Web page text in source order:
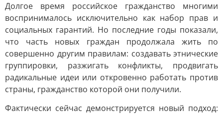
Долгое время российское гражданство многими
воспринималось исключительно как набор прав и
социальных гарантий. Но последние годы показали,
что часть новых граждан продолжала жить по
совершенно другим правилам: создавать этнические
группировки, разжигать конфликты, продвигать
радикальные идеи или откровенно работать против
страны, гражданство которой они получили.
Фактически сейчас демонстрируется новый подход: